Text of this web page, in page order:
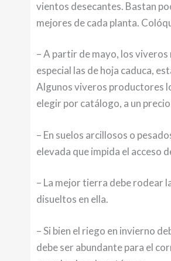
vientos desecantes. Bastan
mejores de cada planta.
– A partir de mayo, los viveros
especial las de hoja caduca,
Algunos viveros productores
elegir por catálogo, a un
– En suelos arcillosos o
elevada que impida el acceso
– La mejor tierra debe rodear
disueltos en ella.
– Si bien el riego en invierno
debe ser abundante para el